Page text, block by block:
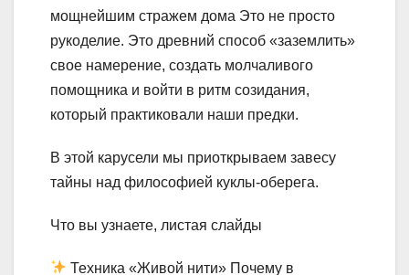
мощнейшим стражем дома Это не просто
рукоделие. Это древний способ «заземлить»
свое намерение, создать молчаливого
помощника и войти в ритм созидания,
который практиковали наши предки.
В этой карусели мы приоткрываем завесу
тайны над философией куклы-оберега.
Что вы узнаете, листая слайды
Техника «Живой нити» Почему в